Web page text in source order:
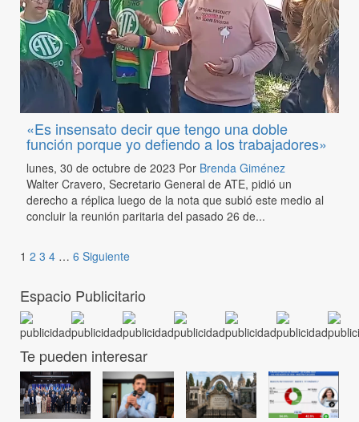
«Es insensato decir que tengo una doble
función porque yo defiendo a los trabajadores»
lunes, 30 de octubre de 2023 Por Brenda Giménez
Walter Cravero, Secretario General de ATE, pidió un
derecho a réplica luego de la nota que subió este medio al
concluir la reunión paritaria del pasado 26 de...
1 2 3 4 … 6 Siguiente
Espacio Publicitario
Te pueden interesar